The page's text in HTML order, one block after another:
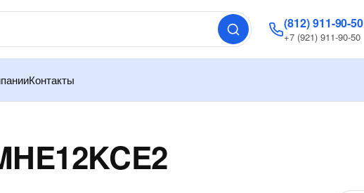
(812) 911-90-50
+7 (921) 911-90-50
Контакты